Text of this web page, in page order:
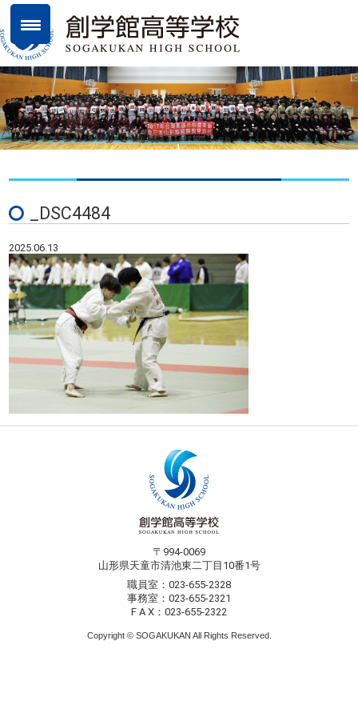
_DSC4484
2025.06.13
〒994-0069
山形県天童市清池東二丁目10番1号
職員室：023-655-2328
事務室：023-655-2321
F A X：023-655-2322
Copyright © SOGAKUKAN All Rights Reserved.